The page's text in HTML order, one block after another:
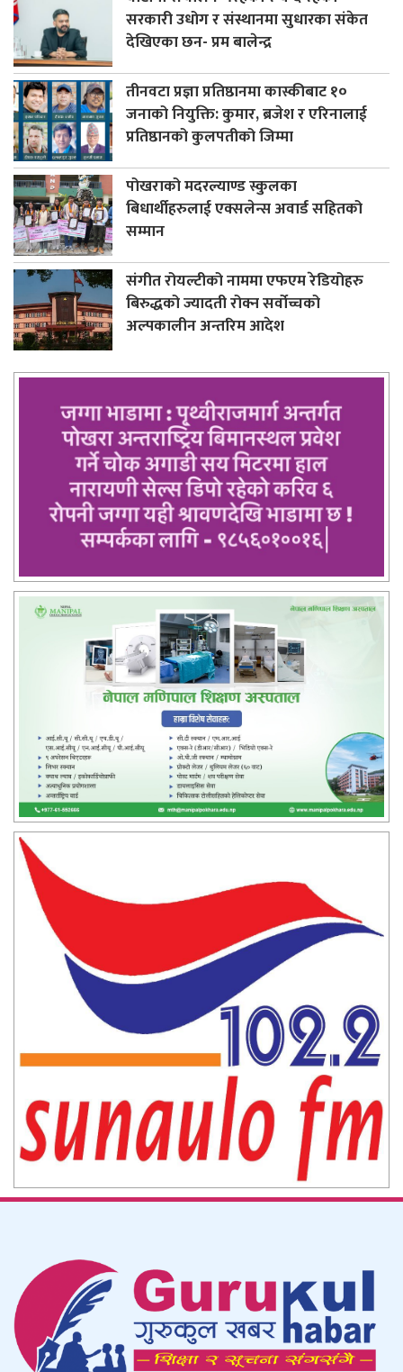
सरकारी उधोग र संस्थानमा सुधारका संकेत
देखिएका छन- प्रम बालेन्द्र
तीनवटा प्रज्ञा प्रतिष्ठानमा कास्कीबाट १०
जनाको नियुक्ति: कुमार, ब्रजेश र एरिनालाई
प्रतिष्ठानको कुलपतीको जिम्मा
पोखराको मदरल्याण्ड स्कुलका
बिधार्थीहरुलाई एक्सलेन्स अवार्ड सहितको
सम्मान
संगीत रोयल्टीको नाममा एफएम रेडियोहरु
बिरुद्धको ज्यादती रोक्न सर्वोच्चको
अल्पकालीन अन्तरिम आदेश